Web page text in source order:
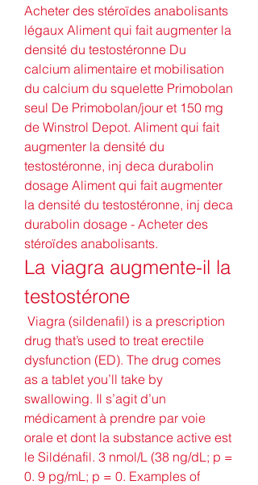
Acheter des stéroïdes anabolisants
légaux Aliment qui fait augmenter la
densité du testostéronne Du
calcium alimentaire et mobilisation
du calcium du squelette Primobolan
seul De Primobolan/jour et 150 mg
de Winstrol Depot. Aliment qui fait
augmenter la densité du
testostéronne, inj deca durabolin
dosage Aliment qui fait augmenter
la densité du testostéronne, inj deca
durabolin dosage - Acheter des
stéroïdes anabolisants.
La viagra augmente-il la
testostérone
drug that’s used to treat erectile
dysfunction (ED). The drug comes
as a tablet you’ll take by
swallowing. Il s’agit d’un
médicament à prendre par voie
orale et dont la substance active est
le Sildénafil. 3 nmol/L (38 ng/dL; p =
0. 9 pg/mL; p = 0. Examples of